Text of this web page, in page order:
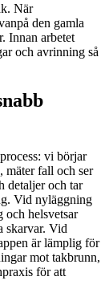
När
den gamla
Innan arbetet
och avrinning så
vi börjar
mäter fall och ser
detaljer och tar
Vid nyläggning
och helsvetsar
skarvar. Vid
är lämplig för
mot takbrunn,
för att